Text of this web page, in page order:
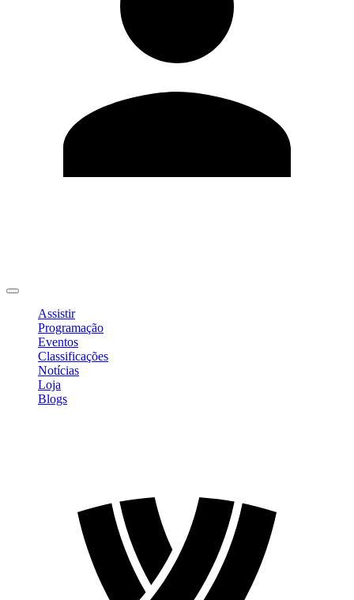
Assistir
Programação
Eventos
Classificações
Notícias
Loja
Blogs